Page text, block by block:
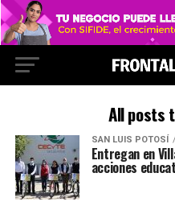
All posts
SAN LUIS POTOSÍ
Entregan en
acciones